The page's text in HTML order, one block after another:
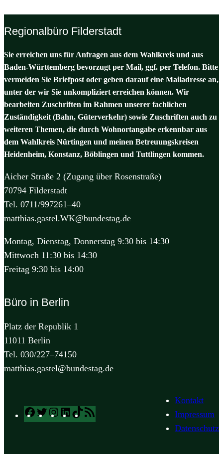
Regionalbüro Filderstadt
Sie erreichen uns für Anfragen aus dem Wahlkreis und aus
Baden-Württemberg bevorzugt per Mail, ggf. per Telefon. Bitte
vermeiden Sie Briefpost oder geben darauf eine Mailadresse an,
unter der wir Sie unkompliziert erreichen können. Wir
bearbeiten Zuschriften im Rahmen unserer fachlichen
Zuständigkeit (Bahn, Güterverkehr) sowie Zuschriften auch zu
weiteren Themen, die durch Wohnortangabe erkennbar aus
dem Wahlkreis Nürtingen und meinen Betreuungskreisen
Heidenheim, Konstanz, Böblingen und Tuttlingen kommen.
Aicher Straße 2 (Zugang über Rosenstraße)
70794 Filderstadt
Tel. 0711/997261–40
matthias.gastel.WK@bundestag.de
Montag, Dienstag, Donnerstag 9:30 bis 14:30
Mittwoch 11:30 bis 14:30
Freitag 9:30 bis 14:00
Büro in Berlin
Platz der Republik 1
11011 Berlin
Tel. 030/227–74150
matthias.gastel@bundestag.de
Facebook
TwitterInstagram
LinkedIn
TikTok
Kontakt
Impressum
Datenschutz